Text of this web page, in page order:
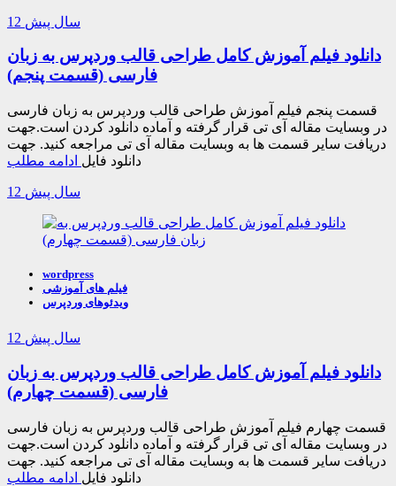
12 سال پیش
دانلود فیلم آموزش کامل طراحی قالب وردپرس به زبان
فارسی (قسمت پنجم)
قسمت پنجم فیلم آموزش طراحی قالب وردپرس به زبان فارسی
در وبسایت مقاله آی تی قرار گرفته و آماده دانلود کردن است.جهت
دریافت سایر قسمت ها به وبسایت مقاله آی تی مراجعه کنید. جهت
دانلود فایل ادامه مطلب
12 سال پیش
wordpress
فیلم های آموزشی
ویدئوهای وردپرس
12 سال پیش
دانلود فیلم آموزش کامل طراحی قالب وردپرس به زبان
فارسی (قسمت چهارم)
قسمت چهارم فیلم آموزش طراحی قالب وردپرس به زبان فارسی
در وبسایت مقاله آی تی قرار گرفته و آماده دانلود کردن است.جهت
دریافت سایر قسمت ها به وبسایت مقاله آی تی مراجعه کنید. جهت
دانلود فایل ادامه مطلب